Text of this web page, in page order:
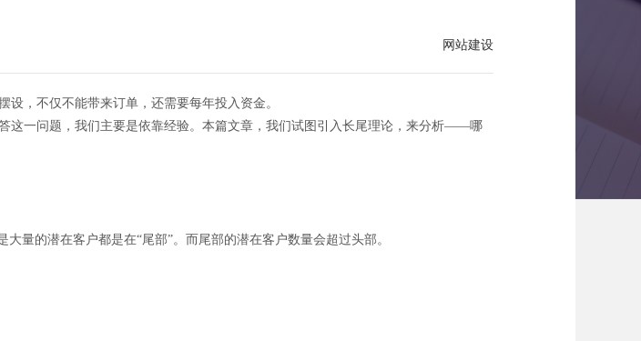
行业适合做网站？ 网站建设
，不仅不能带来订单，还需要每年投入资金。
这一问题，我们主要是依靠经验。本篇文章，我们试图引入长尾理论，来分析——哪
量的潜在客户都是在“尾部”。而尾部的潜在客户数量会超过头部。